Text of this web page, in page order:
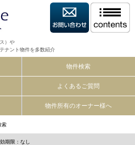
）や
ナント物件を多数紹介
物件検索
よくあるご質問
物件所有のオーナー様へ
期限：なし